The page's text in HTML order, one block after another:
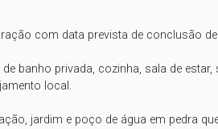
com data prevista de conclusão
banho privada, cozinha, sala de
local.
jardim e poço de água em pedra